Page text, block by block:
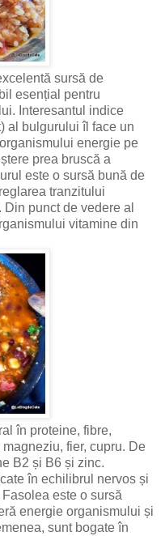
sursă de
esențial pentru
Interesantul indice
al bulgurului îl face un
energie pe
prea bruscă a
este o sursă bună de
tranzitului
punct de vedere al
vitamine din
în proteine, fibre,
fier, cupru. De
B2 și B6 și zinc.
în echilibrul nervos și
este o sursă
energie organismului și
sunt bogate în